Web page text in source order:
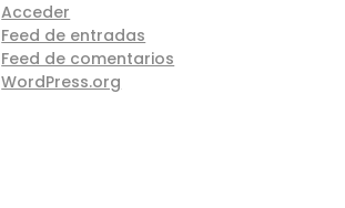
Acceder
Feed de entradas
Feed de comentarios
WordPress.org